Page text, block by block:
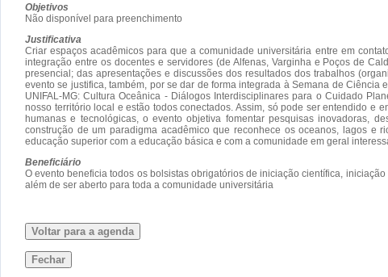
Objetivos
Não disponível para preenchimento
Justificativa
Criar espaços acadêmicos para que a comunidade universitária entre em
integração entre os docentes e servidores (de Alfenas, Varginha e Poços de
presencial; das apresentações e discussões dos resultados dos trabalhos
evento se justifica, também, por se dar de forma integrada à Semana de
UNIFAL-MG: Cultura Oceânica - Diálogos Interdisciplinares para o Cuidado
nosso território local e estão todos conectados. Assim, só pode ser entendido e
humanas e tecnológicas, o evento objetiva fomentar pesquisas inovadoras,
construção de um paradigma acadêmico que reconhece os oceanos, lagos e
educação superior com a educação básica e com a comunidade em geral
Beneficiário
O evento beneficia todos os bolsistas obrigatórios de iniciação científica,
além de ser aberto para toda a comunidade universitária
Voltar para a agenda
Fechar